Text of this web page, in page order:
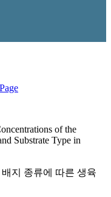
of the
Substrate Type in
지 종류에 따른 생육